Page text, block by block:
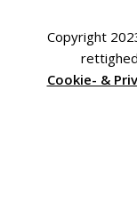
Copyright
Cookie- &